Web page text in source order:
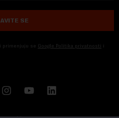
SE
primenjuju se Google Politika privatnosti i